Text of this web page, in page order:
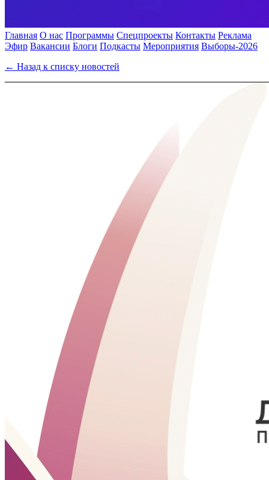
Главная О нас Программы Спецпроекты Контакты Реклама
Эфир Вакансии Блоги Подкасты Мероприятия Выборы-2026
← Назад к списку новостей